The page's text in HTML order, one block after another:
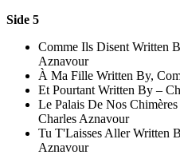
Side 5
Comme Ils Disent Written
Aznavour
À Ma Fille Written By,
Et Pourtant Written By –
Le Palais De Nos
Charles Aznavour
Tu T'Laisses Aller Written
Aznavour